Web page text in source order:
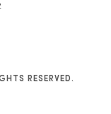
RESERVED.